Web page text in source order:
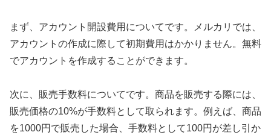
まず、アカウント開設費用についてです。メルカリでは、
アカウントの作成に際して初期費用はかかりません。無料
でアカウントを作成することができます。
次に、販売手数料についてです。商品を販売する際には、
販売価格の10%が手数料として取られます。例えば、商品
を1000円で販売した場合、手数料として100円が差し引か